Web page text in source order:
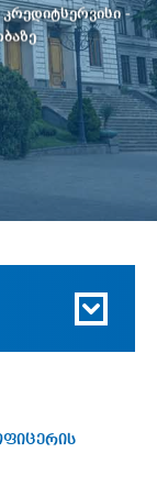
კრედიტსერვისი -